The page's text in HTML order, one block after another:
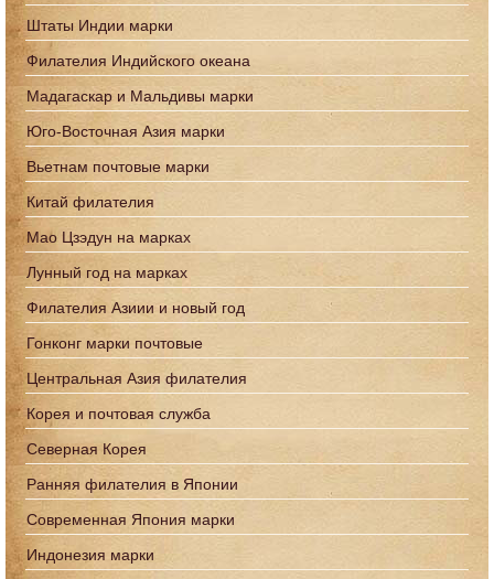
Штаты Индии марки
Филателия Индийского океана
Мадагаскар и Мальдивы марки
Юго-Восточная Азия марки
Вьетнам почтовые марки
Китай филателия
Мао Цзэдун на марках
Лунный год на марках
Филателия Азиии и новый год
Гонконг марки почтовые
Центральная Азия филателия
Корея и почтовая служба
Северная Корея
Ранняя филателия в Японии
Современная Япония марки
Индонезия марки